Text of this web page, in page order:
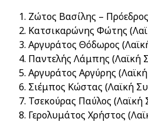
Ζώτος Βασίλης –
Κατσικαρώνης Φώτης
Αργυράτος Θόδωρος
Παντελής Λάμπης (Λαϊκή
Αργυράτος Αργύρης
Σιέμπος Κώστας (Λαϊκή
Τσεκούρας Παύλος
Γερολυμάτος Χρήστος